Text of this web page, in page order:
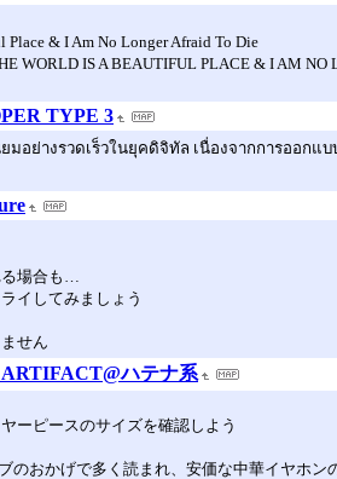
Place & I Am No Longer Afraid To Die
WORLD IS A BEAUTIFUL PLACE & I AM NO
TYPE 3
อย่างรวดเร็วในยุคดิจิทัล เนื่องจากการออก
る場合も…
イしてみましょう
せん
ハテナ系
ーピースのサイズを確認しよう
のおかげで多く読まれ、安価な中華イヤホ